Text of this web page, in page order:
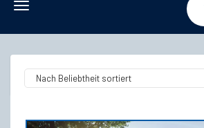
Toggle navigation